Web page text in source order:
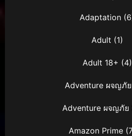
Adaptation
Adult (1)
Adult 18+ (4)
Adventure ผจญภัย
Adventure ผจญภัย
Amazon Prime